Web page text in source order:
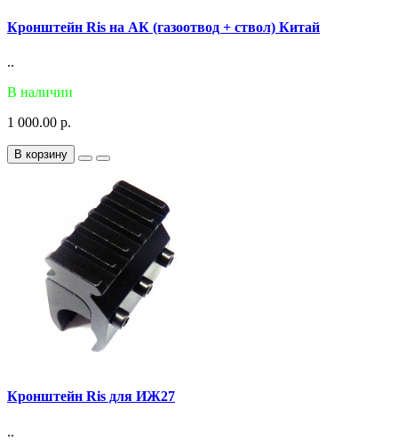
Кронштейн Ris на АК (газоотвод + ствол) Китай
..
В наличии
1 000.00 р.
В корзину
Кронштейн Ris для ИЖ27
..